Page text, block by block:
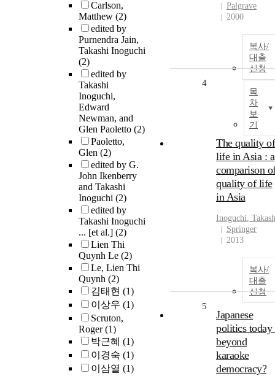
Carlson,
Matthew (2)
edited by
Purnendra Jain,
Takashi Inoguchi
(2)
edited by
Takashi
Inoguchi,
Edward
Newman, and
Glen Paoletto (2)
Paoletto,
Glen (2)
edited by G.
John Ikenberry
and Takashi
Inoguchi (2)
edited by
Takashi Inoguchi
... [et al.] (2)
Lien Thi
Quynh Le (2)
Le, Lien Thi
Quynh (2)
김태현 (1)
이상우 (1)
Scruton,
Roger(1)
박근혜 (1)
이경숙 (1)
이삼열 (1)
Palgrave
2000
복사/
대출
신청
목
차
보
기
4
The quality of
life in Asia : a
comparison
quality of life
in Asia
Inoguchi,
Springer
2013
복사/
대출
신청
5
Japanese
politics today
beyond
karaoke
democracy?